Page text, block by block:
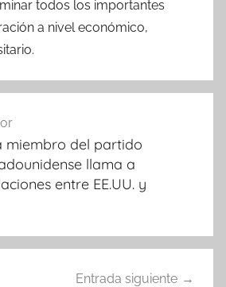
todos los importantes
a nivel económico,
miembro del partido
llama a
entre EE.UU. y
Entrada siguiente